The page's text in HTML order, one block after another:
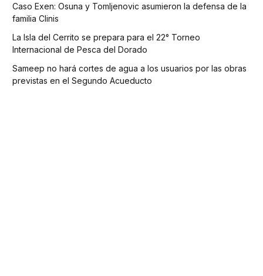
Caso Exen: Osuna y Tomljenovic asumieron la defensa de la
familia Clinis
La Isla del Cerrito se prepara para el 22° Torneo
Internacional de Pesca del Dorado
Sameep no hará cortes de agua a los usuarios por las obras
previstas en el Segundo Acueducto